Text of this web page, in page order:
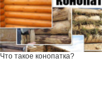
Что такое конопатка?